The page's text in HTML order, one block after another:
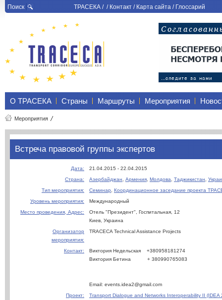
Поиск ТРАСЕКА/ /Контакт/Карта сайта/Глоссарий
О ТРАСЕКА Страны Маршруты Мероприятия
Мероприятия
Встреча правовой группы экспертов
Дата:
21.04.2015 - 22.04.2015
Страна:
Азербайджан Армения Молдова Таджикистан
Тип мероприятия:
Семинар
Координационное заседание проекта
Уровень мероприятия:
Международный
Место проведения, Адрес:
Отель "Президент", Госпитальная, 12
Киев, Украина
Организатор
мероприятия:
TRACECA Technical Assistance Projects
Контакт:
Виктория Недельская +380958181274
Виктория Бетина + 380990765083
Email: events.idea2@gmail.com
Проект:
Transport Dialogue and Networks Interoperability II (IDEA